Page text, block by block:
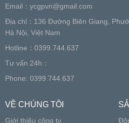
Email： ycgpvn@gmail.com
Địa chỉ：136 Đường Biên Giang,
Hà Nội, Việt Nam
Hotline：0399.744.637
Tư vấn 24h：
Phone: 0399.744.637
VỀ CHÚNG TÔI
Giới thiệu công ty